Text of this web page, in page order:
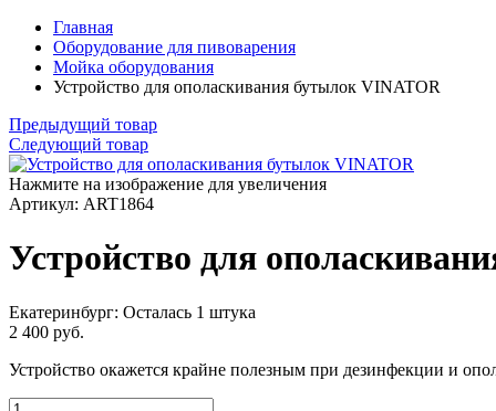
Главная
Оборудование для пивоварения
Мойка оборудования
Устройство для ополаскивания бутылок VINATOR
Предыдущий товар
Следующий товар
Нажмите на изображение для увеличения
Артикул: ART1864
Устройство для
Екатеринбург: Осталась 1 штука
2 400 руб.
Устройство окажется крайне полезным при дезинфекции и